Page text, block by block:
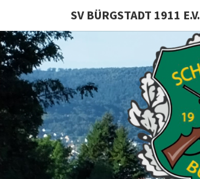
SV BÜRGSTADT 1911 E.V.